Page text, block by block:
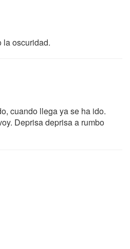
la oscuridad.
cuando llega ya se ha ido.
Deprisa deprisa a rumbo